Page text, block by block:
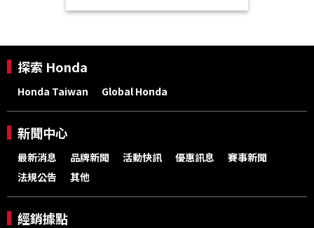
探索 Honda
Honda Taiwan Global Honda
新聞中心
最新消息 品牌新聞 活動快訊 優惠訊息
賽事新聞
法規公告
其他
經銷據點